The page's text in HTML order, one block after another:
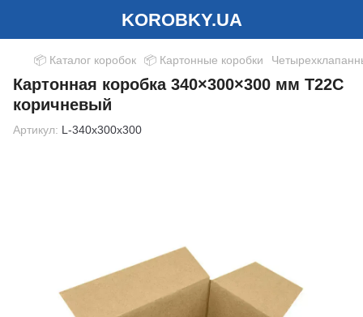
KOROBKY.UA
📦 Каталог коробок 📦 Картонные коробки
Картонная коробка 340×300×300 мм Т22С
коричневый
Артикул: L-340x300x300